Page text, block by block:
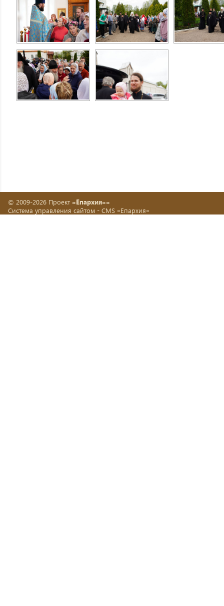
© 2009-2026 Проект «Епархия»»
Система управления сайтом - CMS «Епархия»